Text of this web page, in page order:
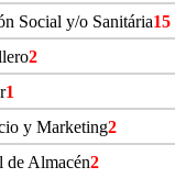
Social y/o Sanitária15
2
1
y Marketing2
de Almacén2